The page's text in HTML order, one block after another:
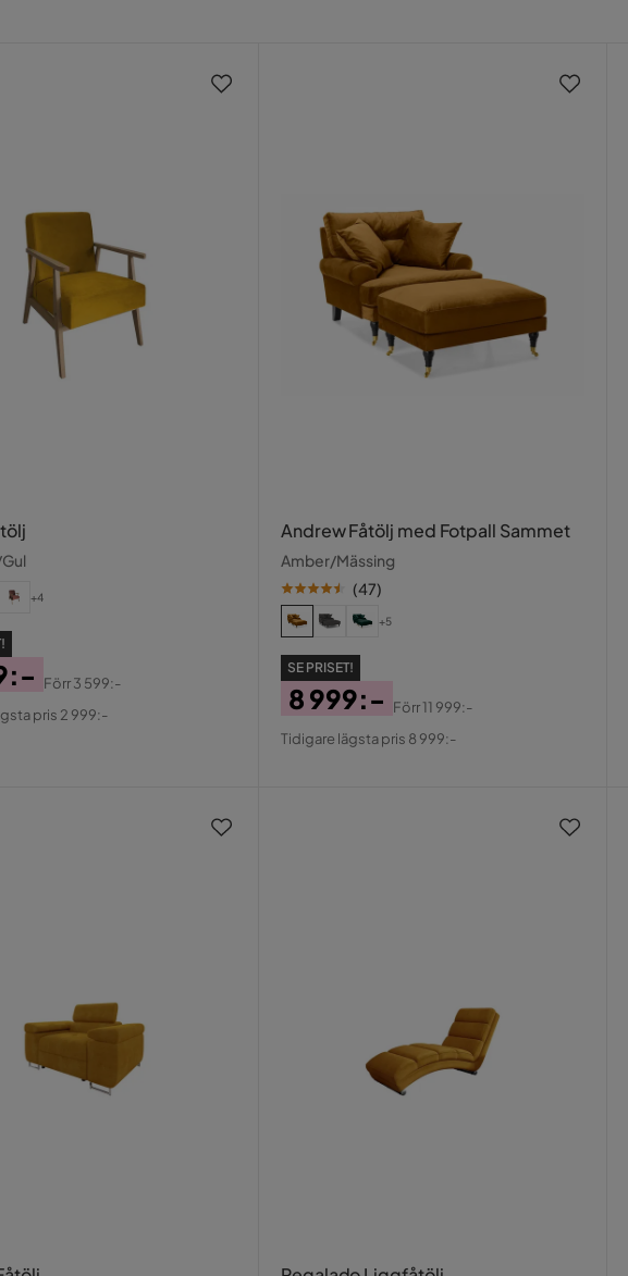
+4
Förr3 599:-
pris 2 999:-
Andrew Fåtölj med Fotpall Sammet
Amber/Mässing
(47)
+5
SE PRISET!
Pris
8 999:-
Original
Förr11 999:-
Tidigare lägsta pris 8 999:-